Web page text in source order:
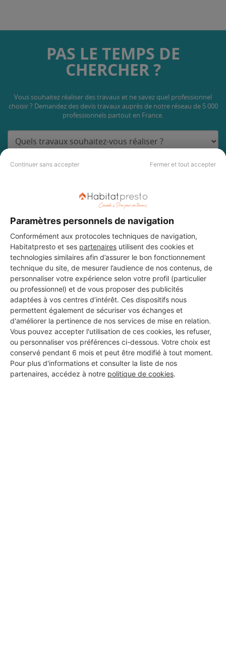
Continuer sans accepter Fermer et tout accepter
Paramètres personnels de navigation
Conformément aux protocoles techniques de navigation,
Habitatpresto et ses partenaires utilisent des cookies et
technologies similaires afin d’assurer le bon fonctionnement
technique du site, de mesurer l’audience de nos contenus, de
personnaliser votre expérience selon votre profil (particulier
ou professionnel) et de vous proposer des publicités
adaptées à vos centres d’intérêt. Ces dispositifs nous
permettent également de sécuriser vos échanges et
d'améliorer la pertinence de nos services de mise en relation.
Vous pouvez accepter l'utilisation de ces cookies, les refuser,
ou personnaliser vos préférences ci-dessous. Votre choix est
conservé pendant 6 mois et peut être modifié à tout moment.
Pour plus d'informations et consulter la liste de nos
partenaires, accédez à notre politique de cookies.
PAS LE TEMPS DE
CHERCHER ?
Vous souhaitez réaliser des travaux et ne savez quel professionnel
choisir ? Demandez des devis travaux auprès de notre réseau de 5 000
professionnels partout en France.
DEMANDER UN DEVIS
Aucun autre professionnel disponible dans cette zone